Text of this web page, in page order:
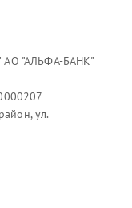
АО "АЛЬФА-БАНК"
ул.